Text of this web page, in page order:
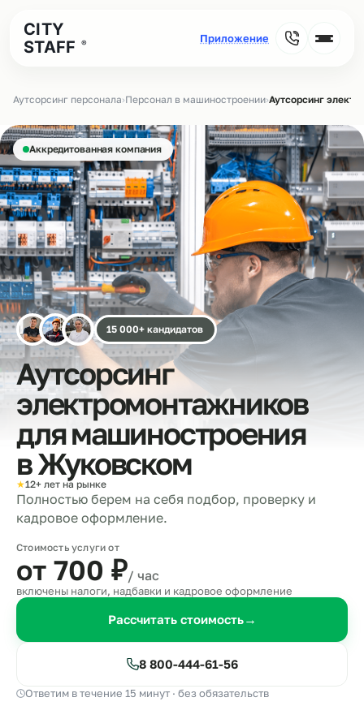
CITY
STAFF
®
Аутсорсинг персонала›Персонал в машиностроении›Аутсорсинг
Аккредитованная компания
15 000+ кандидатов
Аутсорсинг
электромонтажников
для машиностроения
вЖуковском
★12+ лет на рынке
Полностью берем на себя подбор, проверку и
кадровое оформление.
Стоимость услуги от
от 700 ₽/ час
включены налоги, надбавки и кадровое оформление
Рассчитать стоимость→
8 800-444-61-56
Ответим в течение 15 минут · без обязательств